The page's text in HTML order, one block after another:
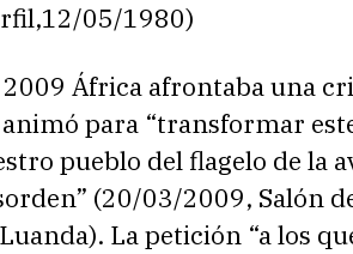
05/1980)
África afrontaba una
para “transformar
pueblo del flagelo de la
(20/03/2009, Salón
La petición “a los